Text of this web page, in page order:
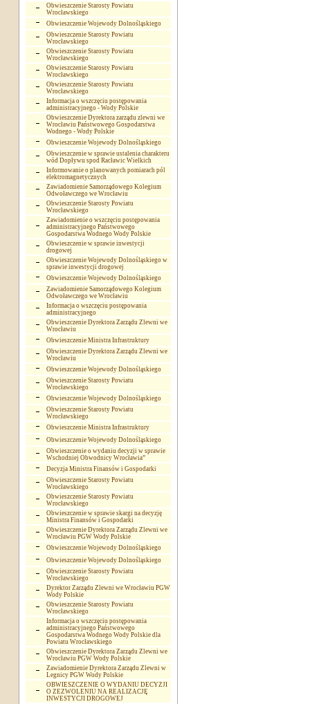
Obwieszczenie Starosty Powiatu
Wrocławskiego
Obwieszczenie Wojewody Dolnośląskiego
Obwieszczenie Starosty Powiatu
Wrocławskiego
Obwieszczenie Starosty Powiatu
Wrocławskiego
Obwieszczenie Starosty Powiatu
Wrocławskiego
Obwieszczenie Starosty Powiatu
Wrocławskiego
Informacja o wszczęciu postępowania
administracyjnego - Wody Polskie
Obwieszczenie Dyrektora zarządu zlewni we
Wrocławiu Państwowego Gospodarstwa
Wodnego - Wody Polskie
Obwieszczenie Wojewody Dolnośląskiego
Obwieszczenie w sprawie ustalenia charakteru
wód Dopływu spod Racławic Wielkich
Informowanie o planowanych pomiarach pól
elektromagnetycznych
Zawiadomienie Samorządowego Kolegium
Odwoławczego we Wrocławiu
Obwieszczenie Starosty Powiatu
Wrocławskiego
Zawiadomienie o wszczęciu postępowania
administracyjnego Państwowego
Gospodarstwa Wodnego Wody Polskie
Obwieszczenie w sprawie inwestycji
drogowej
Obwieszczenie Wojewody Dolnośląskiego w
sprawie inwestycji drogowej
Obwieszczenie Wojewody Dolnośląskiego
Zawiadomienie Samorządowego Kolegium
Odwoławczego we Wrocławiu
Informacja o wszczęciu postępowania
administracyjnego
Obwieszczenie Dyrektora Zarządu Zlewni we
Wrocławiu
Obwieszczenie Ministra Infrastruktury
Obwieszczenie Dyrektora Zarządu Zlewni we
Wrocławiu
Obwieszczenie Wojewody Dolnośląskiego
Obwieszczenie Starosty Powiatu
Wrocławskiego
Obwieszczenie Wojewody Dolnośląskiego
Obwieszczenie Starosty Powiatu
Wrocławskiego
Obwieszczenie Ministra Infrastruktury
Obwieszczenie Wojewody Dolnośląskiego
Obwieszczenie o wydaniu decyzji w sprawie
Wschodniej Obwodnicy Wrocławia”
Decyzja Ministra Finansów i Gospodarki
Obwieszczenie Starosty Powiatu
Wrocławskiego
Obwieszczenie Starosty Powiatu
Wrocławskiego
Obwieszczenie w sprawie skargi na decyzję
Ministra Finansów i Gospodarki
Obwieszczenie Dyrektora Zarządu Zlewni we
Wrocławiu PGW Wody Polskie
Obwieszczenie Wojewody Dolnośląskiego
Obwieszczenie Wojewody Dolnośląskiego
Obwieszczenie Starosty Powiatu
Wrocławskiego
Dyrektor Zarządu Zlewni we Wrocławiu PGW
Wody Polskie
Obwieszczenie Starosty Powiatu
Wrocławskiego
Informacja o wszczęciu postępowania
administracyjnego Państwowego
Gospodarstwa Wodnego Wody Polskie dla
Powiatu Wrocławskiego
Obwieszczenie Dyrektora Zarządu Zlewni we
Wrocławiu PGW Wody Polskie
Zawiadomienie Dyrektora Zarządu Zlewni w
Legnicy PGW Wody Polskie
OBWIESZCZENIE O WYDANIU DECYZJI
O ZEZWOLENIU NA REALIZACJĘ
INWESTYCJI DROGOWEJ